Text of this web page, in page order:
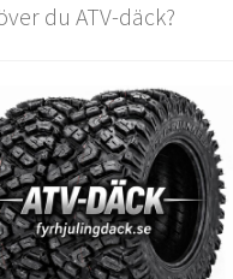
du ATV-däck?